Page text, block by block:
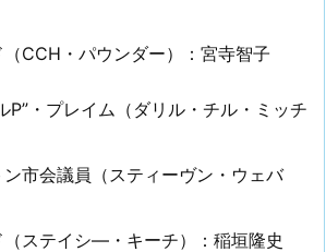
CCH・パウンダー）：宮寺智子
P”・プレイム（ダリル・チル・ミッチ
市会議員（スティーヴン・ウェバ
（ステイシ―・キーチ）：稲垣隆史